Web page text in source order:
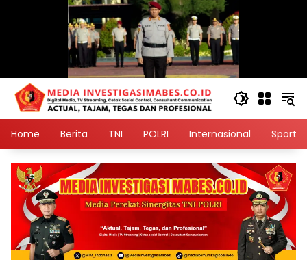
Home Berita TNI POLRI Internasional Sport